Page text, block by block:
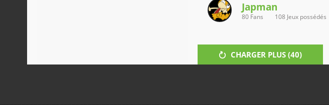
Japman
80 Fans 108 Jeux possédés
CHARGER PLUS (40)